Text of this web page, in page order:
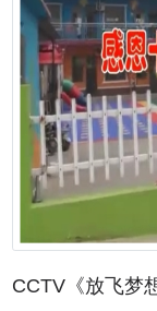
CCTV《放飞梦